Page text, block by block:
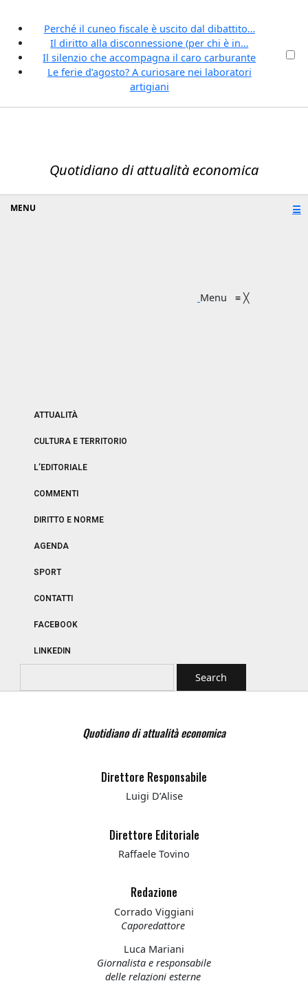
Perché il cuneo fiscale è uscito dal dibattito…
Il diritto alla disconnessione (per chi è in…
Il silenzio che accompagna il caro carburante
Le ferie d’agosto? A curiosare nei laboratori
artigiani
Quotidiano di attualità economica
Menu ≡ ╳
ATTUALITÀ
CULTURA E TERRITORIO
L’EDITORIALE
COMMENTI
DIRITTO E NORME
AGENDA
SPORT
CONTATTI
FACEBOOK
LINKEDIN
☰
Quotidiano di attualità economica
Direttore Responsabile
Luigi D’Alise
Direttore Editoriale
Raffaele Tovino
Redazione
Corrado Viggiani
Caporedattore
Luca Mariani
Giornalista e responsabile
delle relazioni esterne